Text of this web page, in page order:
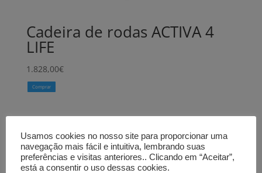
Cadeira de rodas ACTIVA 4
LIFE
1.828,00€
Comprar
Usamos cookies no nosso site para proporcionar uma
navegação mais fácil e intuitiva, lembrando suas
preferências e visitas anteriores.. Clicando em “Aceitar”,
está a consentir o uso dessas cookies.